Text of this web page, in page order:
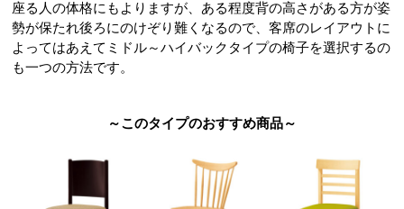
座る人の体格にもよりますが、ある程度背の高さがある方が姿
勢が保たれ後ろにのけぞり難くなるので、客席のレイアウトに
よってはあえてミドル～ハイバックタイプの椅子を選択するの
も一つの方法です。
～このタイプのおすすめ商品～